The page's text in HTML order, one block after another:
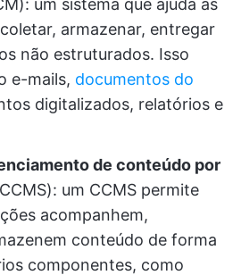
um sistema que ajuda as
armazenar, entregar
não estruturados. Isso
e-mails, documentos do
digitalizados, relatórios e
de conteúdo por
um CCMS permite
acompanhem,
conteúdo de forma
componentes, como